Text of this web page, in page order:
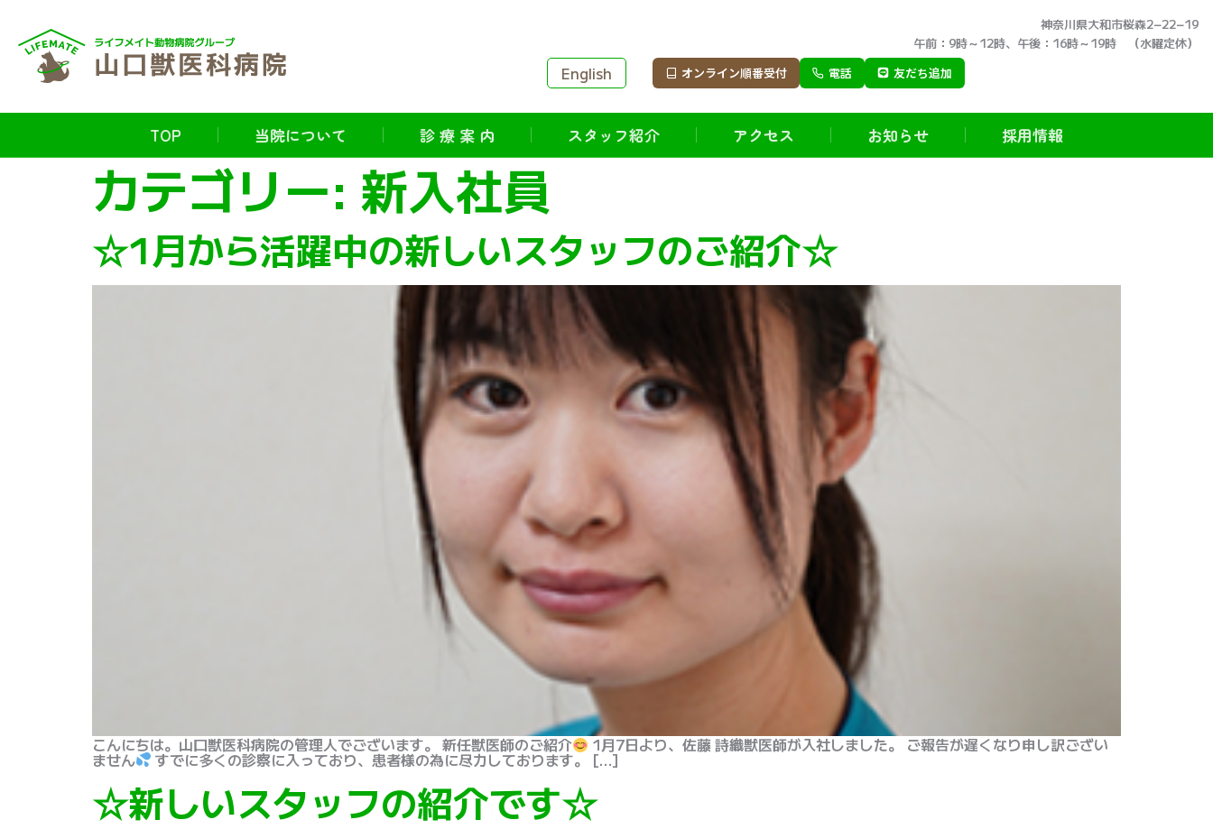
神奈川県大和市桜森2−22−19
午前：9時～12時、午後：16時～19時 （水曜定休）
English オンライン順番受付 電話 友だち追加
TOP 当院について 診 療 案 内 スタッフ紹介 アクセス お知らせ 採用情報
カテゴリー: 新入社員
☆1月から活躍中の新しいスタッフのご紹介☆
こんにちは。山口獣医科病院の管理人でございます。 新任獣医師のご紹介 1月7日より、佐藤 詩織獣医師が入社しました。 ご報告が遅くなり申し訳ござい
ません すでに多くの診察に入っており、患者様の為に尽力しております。 […]
☆新しいスタッフの紹介です☆